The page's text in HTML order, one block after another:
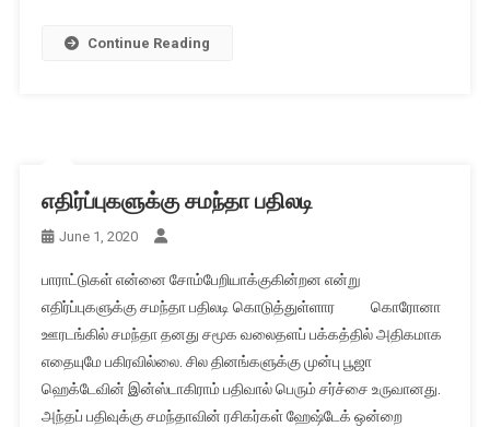
Continue Reading
எதிர்ப்புகளுக்கு சமந்தா பதிலடி
June 1, 2020
பாராட்டுகள் என்னை சோம்பேறியாக்குகின்றன என்று
எதிர்ப்புகளுக்கு சமந்தா பதிலடி கொடுத்துள்ளார கொரோனா
ஊரடங்கில் சமந்தா தனது சமூக வலைதளப் பக்கத்தில் அதிகமாக
எதையுமே பகிரவில்லை. சில தினங்களுக்கு முன்பு பூஜா
ஹெக்டேவின் இன்ஸ்டாகிராம் பதிவால் பெரும் சர்ச்சை உருவானது.
அந்தப் பதிவுக்கு சமந்தாவின் ரசிகர்கள் ஹேஷ்டேக் ஒன்றை